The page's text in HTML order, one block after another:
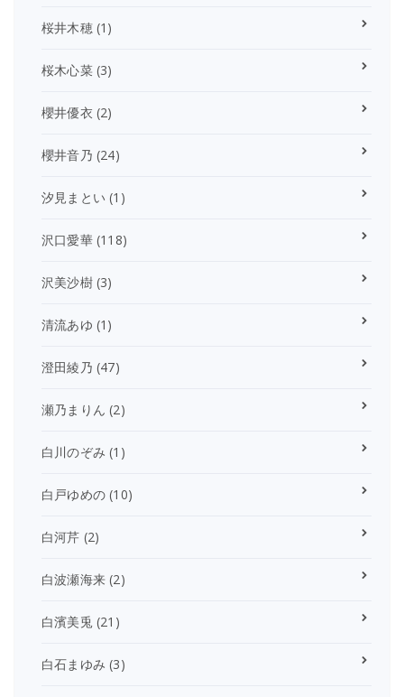
桜井木穂(1)
桜木心菜(3)
櫻井優衣 (2)
櫻井音乃 (24)
汐見まとい (1)
沢口愛華(118)
沢美沙樹(3)
清流あゆ (1)
澄田綾乃 (47)
瀬乃まりん (2)
白川のぞみ (1)
白戸ゆめの (10)
白河芹 (2)
白波瀬海来 (2)
白濱美兎(21)
白石まゆみ (3)